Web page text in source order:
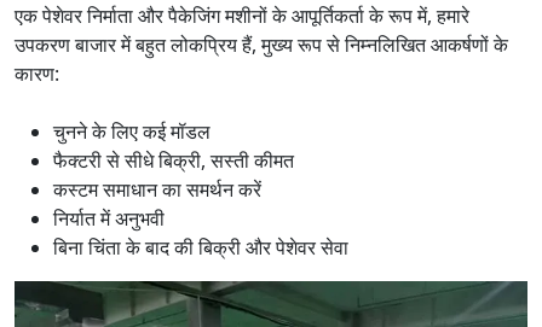
एक पेशेवर निर्माता और पैकेजिंग मशीनों के आपूर्तिकर्ता के रूप में, हमारे
उपकरण बाजार में बहुत लोकप्रिय हैं, मुख्य रूप से निम्नलिखित आकर्षणों के
कारण:
चुनने के लिए कई मॉडल
फैक्टरी से सीधे बिक्री, सस्ती कीमत
कस्टम समाधान का समर्थन करें
निर्यात में अनुभवी
बिना चिंता के बाद की बिक्री और पेशेवर सेवा